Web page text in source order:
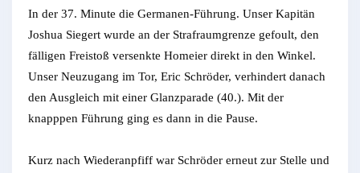
In der 37. Minute die Germanen-Führung. Unser Kapitän
Joshua Siegert wurde an der Strafraumgrenze gefoult, den
fälligen Freistoß versenkte Homeier direkt in den Winkel.
Unser Neuzugang im Tor, Eric Schröder, verhindert danach
den Ausgleich mit einer Glanzparade (40.). Mit der
knapppen Führung ging es dann in die Pause.
Kurz nach Wiederanpfiff war Schröder erneut zur Stelle und